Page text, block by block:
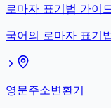
로마자 표기법 가이
국어의 로마자 표기
영문주소변환기